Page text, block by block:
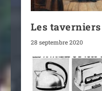
Les
28 septembre 2020